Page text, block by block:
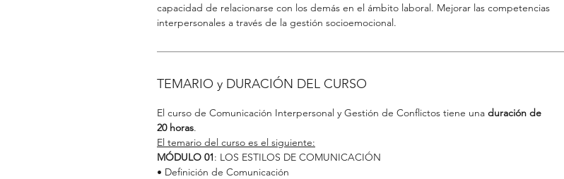
capacidad de relacionarse con los demás en el ámbito laboral. Mejorar las competencias
interpersonales a través de la gestión socioemocional.
TEMARIO y DURACIÓN DEL CURSO
El curso de Comunicación Interpersonal y Gestión de Conflictos tiene una duración de
20 horas.
El temario del curso es el siguiente:
MÓDULO 01: LOS ESTILOS DE COMUNICACIÓN
• Definición de Comunicación